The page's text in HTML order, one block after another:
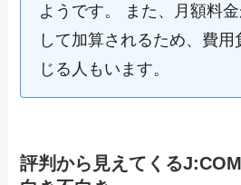
ようです。 また、月額料
して加算されるため、費
じる人もいます。
評判から見えてくる